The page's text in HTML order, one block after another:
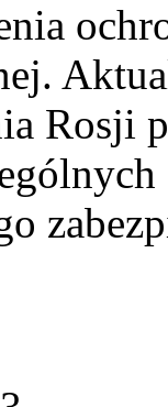
Rosji